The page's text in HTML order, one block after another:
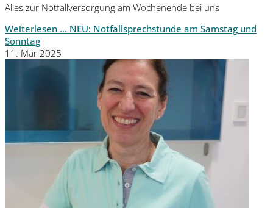
Alles zur Notfallversorgung am Wochenende bei uns
Weiterlesen … NEU: Notfallsprechstunde am Samstag und
Sonntag
11. Mär 2025